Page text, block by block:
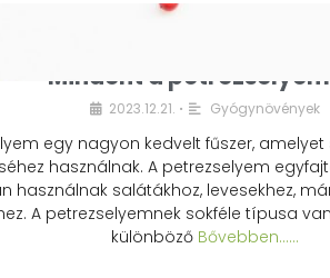
Mindent a
2023.12.21. • Gyógynövények
egy nagyon kedvelt fűszer,
használnak. A petrezselyem
használnak salátákhoz, levesekhez,
A petrezselyemnek sokféle típusa
különbözőBővebben...…